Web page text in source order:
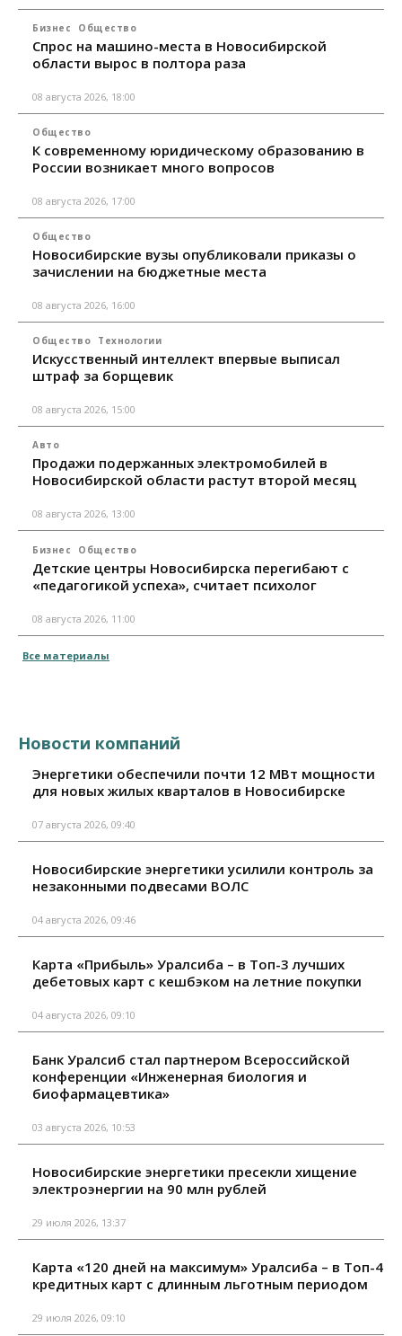
Бизнес Общество
Спрос на машино-места в Новосибирской
области вырос в полтора раза
08 августа 2026, 18:00
Общество
К современному юридическому образованию в
России возникает много вопросов
08 августа 2026, 17:00
Общество
Новосибирские вузы опубликовали приказы о
зачислении на бюджетные места
08 августа 2026, 16:00
Общество Технологии
Искусственный интеллект впервые выписал
штраф за борщевик
08 августа 2026, 15:00
Авто
Продажи подержанных электромобилей в
Новосибирской области растут второй месяц
08 августа 2026, 13:00
Бизнес Общество
Детские центры Новосибирска перегибают с
«педагогикой успеха», считает психолог
08 августа 2026, 11:00
Все материалы
Новости компаний
Энергетики обеспечили почти 12 МВт мощности
для новых жилых кварталов в Новосибирске
07 августа 2026, 09:40
Новосибирские энергетики усилили контроль за
незаконными подвесами ВОЛС
04 августа 2026, 09:46
Карта «Прибыль» Уралсиба – в Топ-3 лучших
дебетовых карт с кешбэком на летние покупки
04 августа 2026, 09:10
Банк Уралсиб стал партнером Всероссийской
конференции «Инженерная биология и
биофармацевтика»
03 августа 2026, 10:53
Новосибирские энергетики пресекли хищение
электроэнергии на 90 млн рублей
29 июля 2026, 13:37
Карта «120 дней на максимум» Уралсиба – в Топ-4
кредитных карт с длинным льготным периодом
29 июля 2026, 09:10